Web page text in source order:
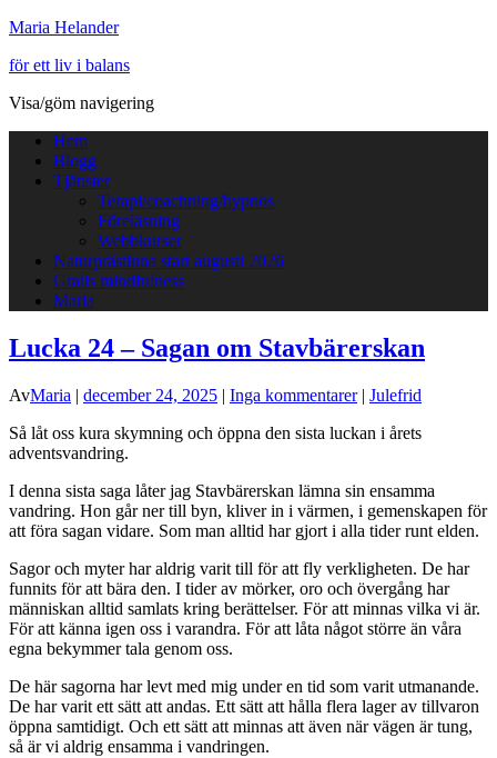
Maria Helander
för ett liv i balans
Visa/göm navigering
Hem
Blogg
Tjänster
Terapi/coachning/hypnos
Föreläsning
Webbkurser
Naturprästinna start augusti 2026
Gratis mindfulness
Maria
Lucka 24 – Sagan om Stavbärerskan
AvMaria | december 24, 2025 | Inga kommentarer| Julefrid
Så låt oss kura skymning och öppna den sista luckan i årets
adventsvandring.
I denna sista saga låter jag Stavbärerskan lämna sin ensamma
vandring. Hon går ner till byn, kliver in i värmen, i gemenskapen för
att föra sagan vidare. Som man alltid har gjort i alla tider runt elden.
Sagor och myter har aldrig varit till för att fly verkligheten. De har
funnits för att bära den. I tider av mörker, oro och övergång har
människan alltid samlats kring berättelser. För att minnas vilka vi är.
För att känna igen oss i varandra. För att låta något större än våra
egna bekymmer tala genom oss.
De här sagorna har levt med mig under en tid som varit utmanande.
De har varit ett sätt att andas. Ett sätt att hålla flera lager av tillvaron
öppna samtidigt. Och ett sätt att minnas att även när vägen är tung,
så är vi aldrig ensamma i vandringen.